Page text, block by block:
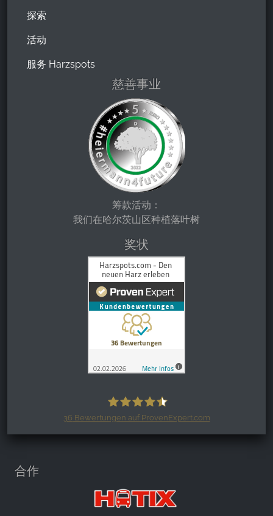
探索
活动
服务 Harzspots
慈善事业
筹款活动：
我们在哈尔茨山区种植落叶树
奖状
36 Bewertungen auf ProvenExpert.com
合作